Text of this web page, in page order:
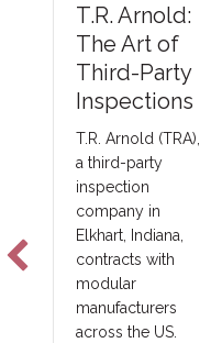
Creating an
‘Ecosystem
for
Innovation:’
50+ Years of
Modular
Constructio
n Oversight
in Virginia
Virginia’s modular
building program
began in 1973,